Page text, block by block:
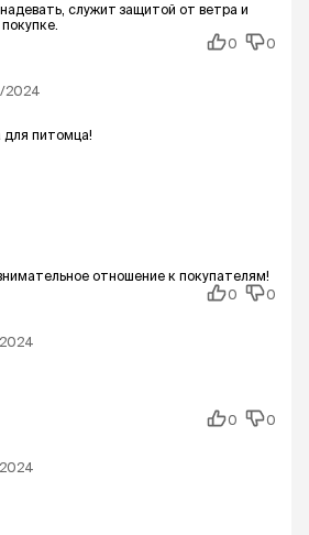
служит защитой от ветра и
0
0
2024
для питомца!
отношение к покупателям!
0
0
0
0